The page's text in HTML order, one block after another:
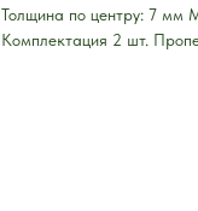
Толщина по центру: 7
Комплектация 2 шт.